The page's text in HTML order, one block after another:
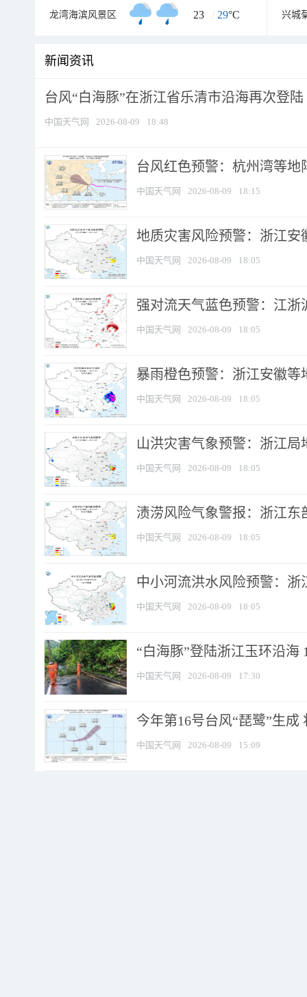
龙湾海滨风景区 23 / 29°C 兴城
新闻资讯
台风“白海豚”在浙江省乐清市沿海再次登陆
中国天气网 2026-08-09 18:48
台风红色预警：杭州湾等地
中国天气网 2026-08-09 18:15
地质灾害风险预警：浙江安
中国天气网 2026-08-09 18:05
强对流天气蓝色预警：江浙
中国天气网 2026-08-09 18:05
暴雨橙色预警：浙江安徽等
中国天气网 2026-08-09 18:05
山洪灾害气象预警：浙江
中国天气网 2026-08-09 18:05
渍涝风险气象警报：浙江
中国天气网 2026-08-09 18:05
中小河流洪水风险预警：
中国天气网 2026-08-09 18:05
“白海豚”登陆浙江玉环沿海
中国天气网 2026-08-09 17:30
今年第16号台风“琵鹭”生
中国天气网 2026-08-09 15:09